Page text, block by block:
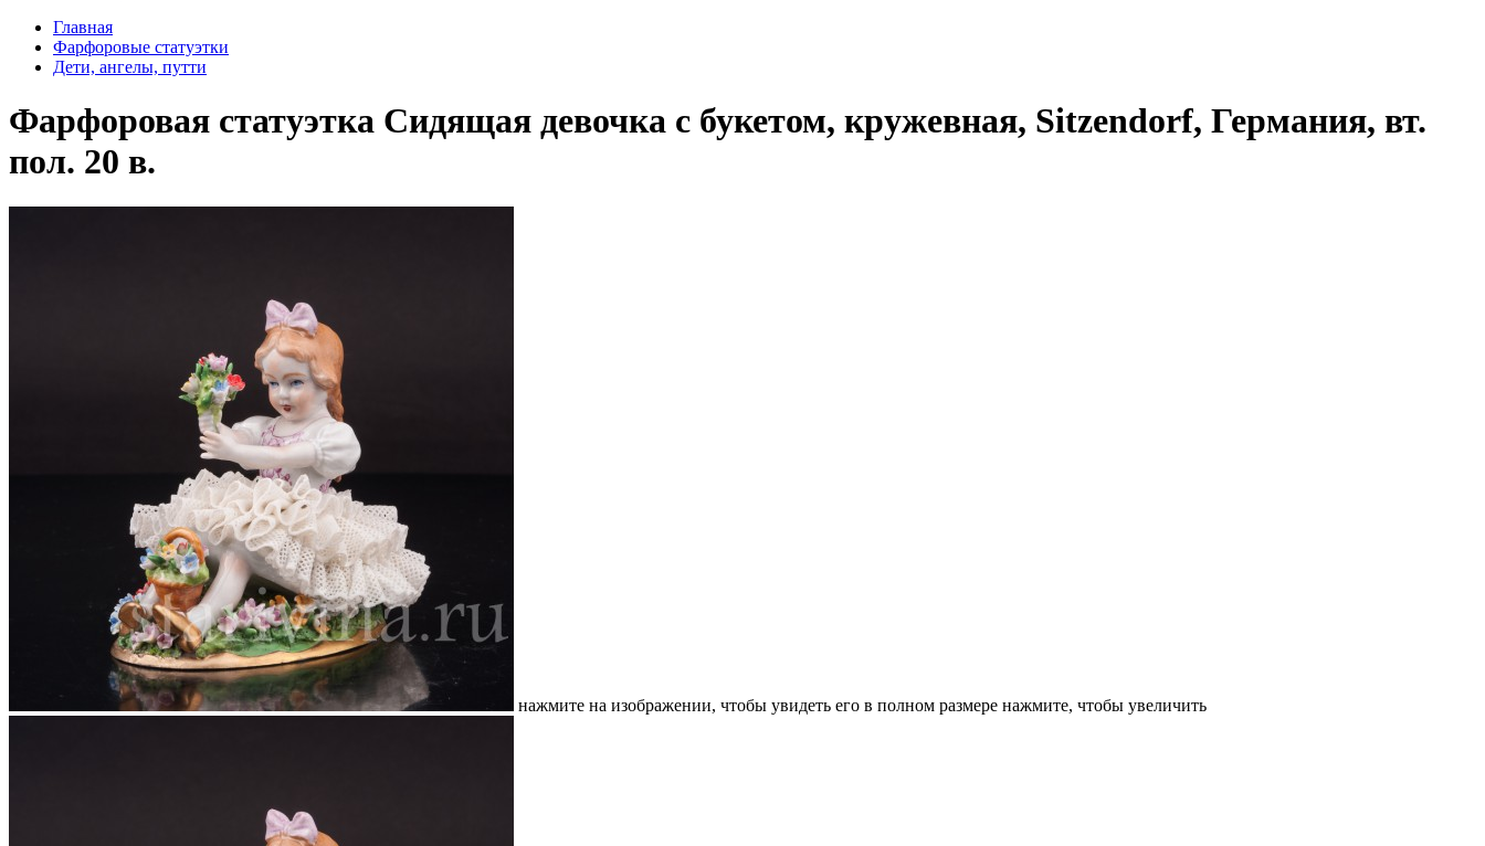
Главная
Фарфоровые статуэтки
Дети, ангелы, путти
Фарфоровая статуэтка Сидящая девочка с букетом, кружевная, Sitzendorf, Германия, вт.
пол. 20 в.
нажмите на изображении, чтобы увидеть его в полном размере нажмите, чтобы увеличить